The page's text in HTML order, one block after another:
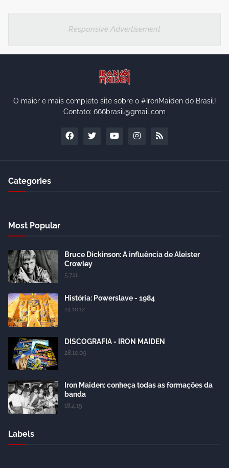
Responsive Advertisement
O maior e mais completo site sobre o #IronMaiden do Brasil!
Contato: 666brasil@gmail.com
Categories
Most Popular
Bruce Dickinson: A influência de Aleister
Crowley
5.7.11
História: Powerslave - 1984
24.10.12
DISCOGRAFIA - IRON MAIDEN
28.10.09
Iron Maiden: conheça todas as formações da
banda
18.4.15
Labels